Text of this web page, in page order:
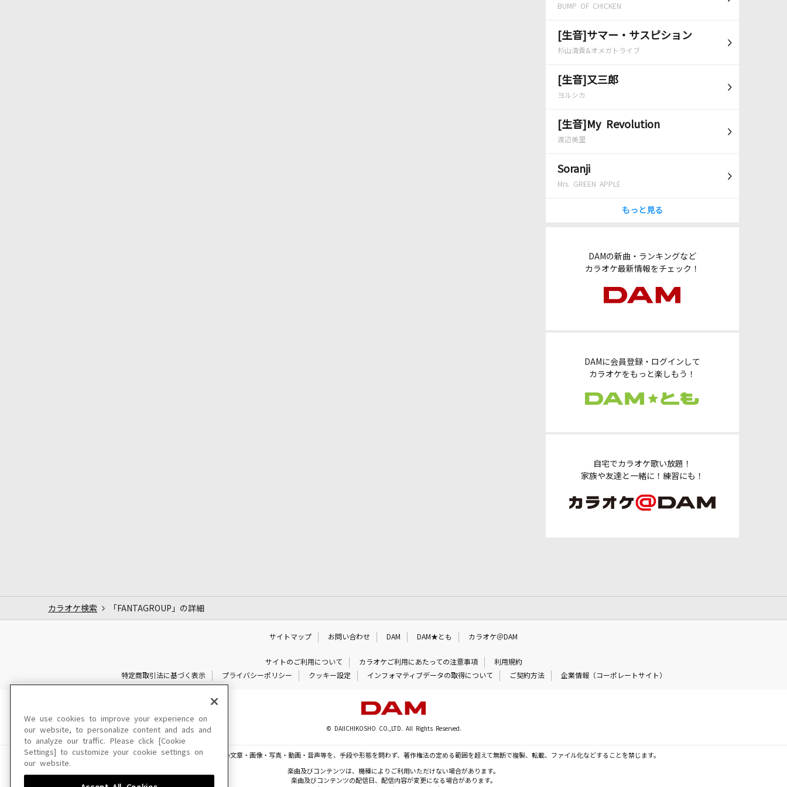
BUMP OF CHICKEN
[生音]サマー・サスピション
杉山清貴&オメガトライブ
[生音]又三郎
ヨルシカ
[生音]My Revolution
渡辺美里
Soranji
Mrs. GREEN APPLE
もっと見る
DAMの新曲・ランキングなど
カラオケ最新情報をチェック！
DAMに会員登録・ログインして
カラオケをもっと楽しもう！
自宅でカラオケ歌い放題！
家族や友達と一緒に！練習にも！
カラオケ検索 「FANTAGROUP」の詳細
サイトマップ お問い合わせ DAM DAM★とも カラオケ＠DAM
サイトのご利用について カラオケご利用にあたっての注意事項
利用規約
特定商取引法に基づく表示
プライバシーポリシー クッキー設定 インフォマティブデータの取得について ご契約方法 企業情報（コーポレートサイト）
© DAIICHIKOSHO CO.,LTD. All Rights Reserved.
このサイトに掲載されている一切の文章・画像・写真・動画・音声等を、手段や形態を問わず、著作権法の定める範囲を超えて無断で複製、転載、ファイル化などすることを禁じます。
楽曲及びコンテンツは、機種によりご利用いただけない場合があります。
楽曲及びコンテンツの配信日、配信内容が変更になる場合があります。
We use cookies to improve your experience on
our website, to personalize content and ads and
to analyze our traffic. Please click [Cookie
Settings] to customize your cookie settings on
our website.